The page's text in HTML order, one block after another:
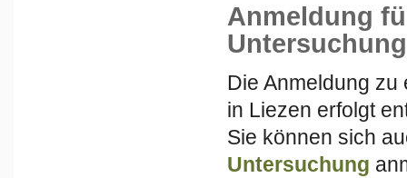
Anmeldung
Die Anmeldung
in Liezen erfolgt
Sie können sich
Untersuchung